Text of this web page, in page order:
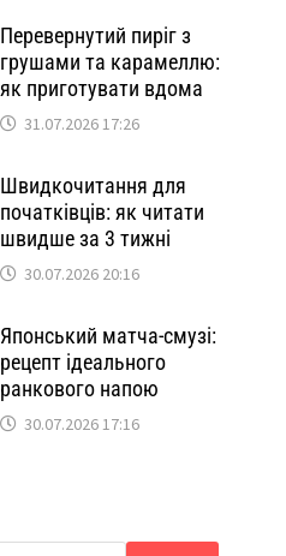
Перевернутий пиріг з
грушами та карамеллю:
як приготувати вдома
31.07.2026 17:26
Швидкочитання для
початківців: як читати
швидше за 3 тижні
30.07.2026 20:16
Японський матча-смузі:
рецепт ідеального
ранкового напою
30.07.2026 17:16